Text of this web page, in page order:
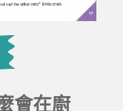
會在廚